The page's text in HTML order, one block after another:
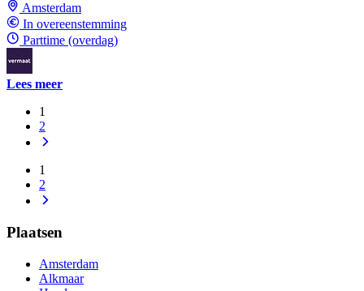
Amsterdam
In overeenstemming
Parttime (overdag)
Lees meer
1
2
1
2
Plaatsen
Amsterdam
Alkmaar